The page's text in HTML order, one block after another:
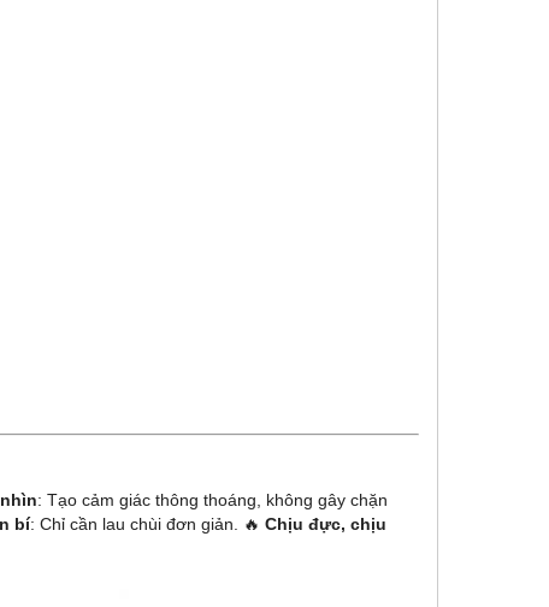
: Tạo cảm giác thông thoáng, không gây chặn
bí: Chỉ cần lau chùi đơn giản. 🔥 Chịu đực, chịu